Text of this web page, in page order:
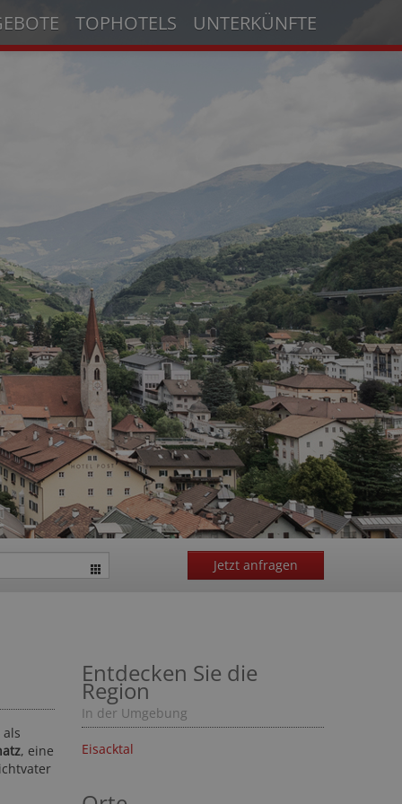
TOPHOTELS UNTERKÜNFTE
Jetzt anfragen
, eine
Entdecken Sie die
Region
In der Umgebung
Eisacktal